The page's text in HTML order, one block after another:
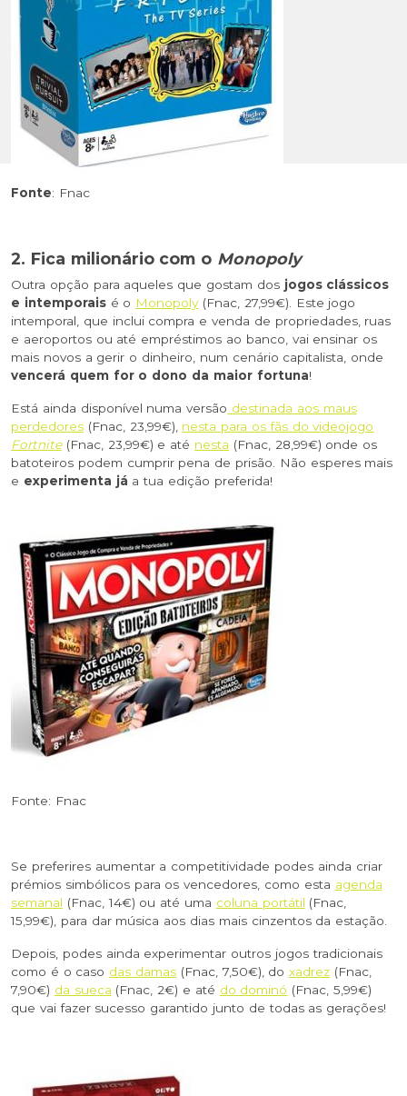
Fonte: Fnac
2. Fica milionário com o Monopoly
Outra opção para aqueles que gostam dosjogos clássicos
e intemporaisé o Monopoly (Fnac, 27,99€). Este jogo
intemporal, que inclui compra e venda de propriedades, ruas
e aeroportos ou até empréstimos ao banco, vai ensinar os
mais novos a gerir o dinheiro, num cenário capitalista, onde
vencerá quem for o dono da maior fortuna!
Está ainda disponível numa versão destinada aos maus
perdedores (Fnac, 23,99€), nesta para os fãs do videojogo
Fortnite(Fnac, 23,99€) e até nesta (Fnac, 28,99€) onde os
batoteiros podem cumprir pena de prisão. Não esperes mais
e experimenta já a tua edição preferida!
Fonte: Fnac
Se preferires aumentar a competitividade podes ainda criar
prémios simbólicos para os vencedores, como esta agenda
semanal (Fnac, 14€) ou até uma coluna portátil (Fnac,
15,99€), para dar música aos dias mais cinzentos da estação.
Depois, podes ainda experimentar outros jogos tradicionais
como é o caso das damas (Fnac, 7,50€), doxadrez (Fnac,
7,90€) da sueca (Fnac, 2€) e até do dominó (Fnac, 5,99€)
que vai fazer sucesso garantido junto de todas as gerações!